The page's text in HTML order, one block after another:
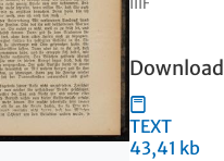
Download
TEXT
43,41 kb